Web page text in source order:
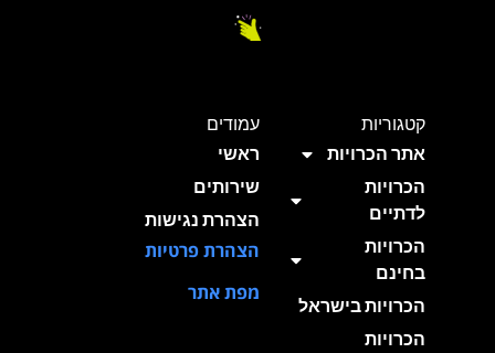
קטגוריות
אתר הכרויות
הכרויות
לדתיים
הכרויות
בחינם
הכרויות בישראל
הכרויות
עמודים
ראשי
שירותים
הצהרת נגישות
הצהרת פרטיות
מפת אתר